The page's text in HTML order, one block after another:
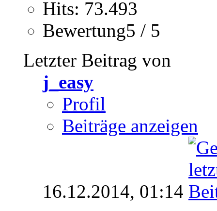
Hits: 73.493
Bewertung5 / 5
Letzter Beitrag von
j_easy
Profil
Beiträge anzeigen
16.12.2014, 01:14